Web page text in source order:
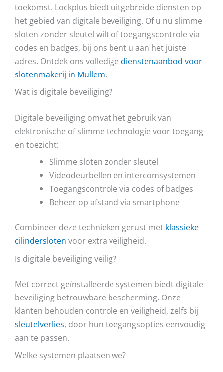
toekomst. Lockplus biedt uitgebreide diensten op
het gebied van digitale beveiliging. Of u nu slimme
sloten zonder sleutel wilt of toegangscontrole via
codes en badges, bij ons bent u aan het juiste
adres. Ontdek ons volledige dienstenaanbod voor
slotenmakerij in Mullem.
Wat is digitale beveiliging?
Digitale beveiliging omvat het gebruik van
elektronische of slimme technologie voor toegang
en toezicht:
Slimme sloten zonder sleutel
Videodeurbellen en intercomsystemen
Toegangscontrole via codes of badges
Beheer op afstand via smartphone
Combineer deze technieken gerust met klassieke
cilindersloten voor extra veiligheid.
Is digitale beveiliging veilig?
Met correct geïnstalleerde systemen biedt digitale
beveiliging betrouwbare bescherming. Onze
klanten behouden controle en veiligheid, zelfs bij
sleutelverlies, door hun toegangsopties eenvoudig
aan te passen.
Welke systemen plaatsen we?